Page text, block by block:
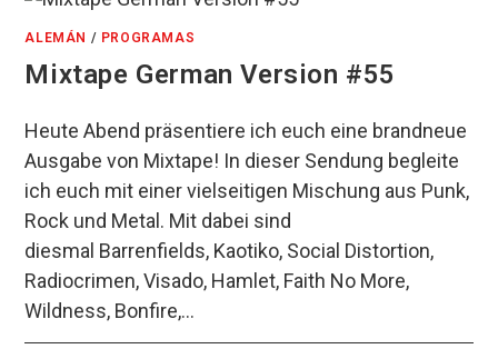
ALEMÁN / PROGRAMAS
Mixtape German Version #55
Heute Abend präsentiere ich euch eine brandneue
Ausgabe von Mixtape! In dieser Sendung begleite
ich euch mit einer vielseitigen Mischung aus Punk,
Rock und Metal. Mit dabei sind
diesmal Barrenfields, Kaotiko, Social Distortion,
Radiocrimen, Visado, Hamlet, Faith No More,
Wildness, Bonfire,…